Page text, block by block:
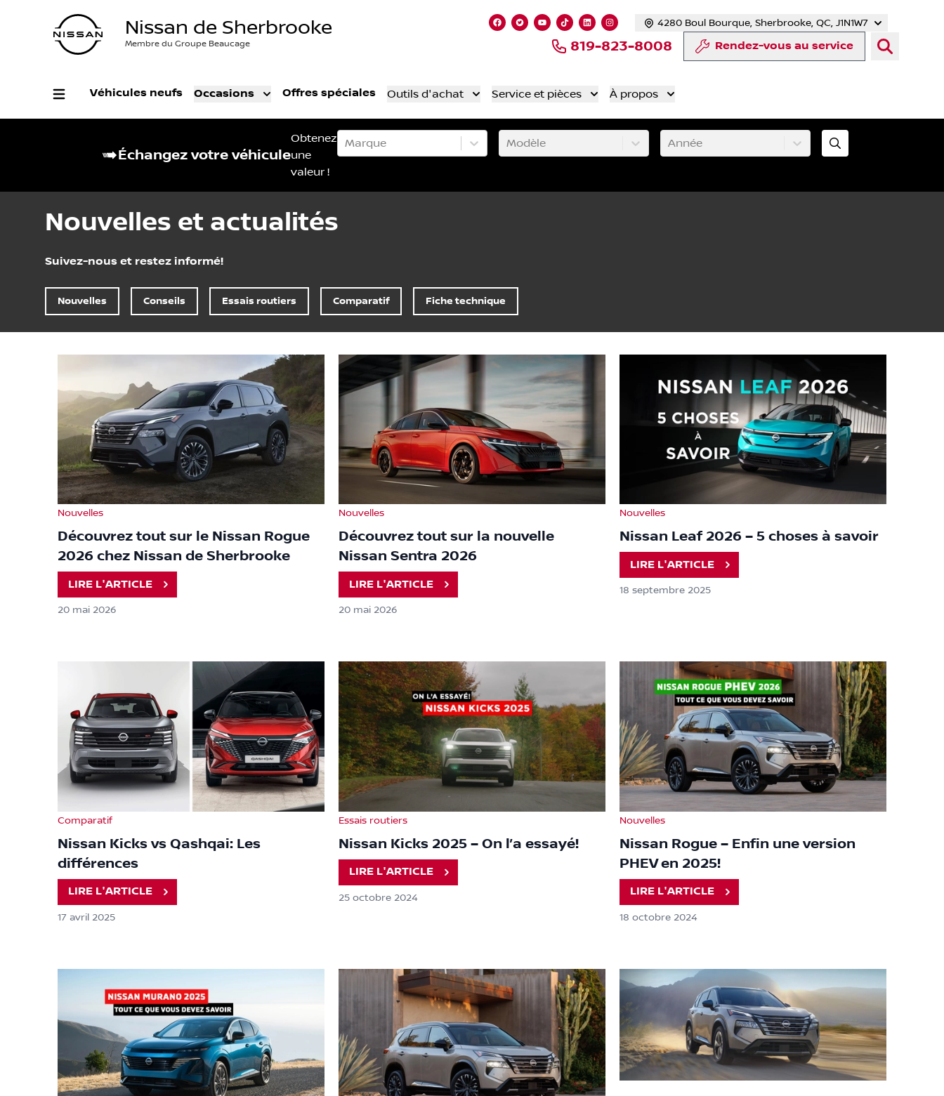
Nissan de Sherbrooke
Membre du Groupe Beaucage Rendez-vous au service
819-823-8008
Lien vers notre page facebook
Lien vers notre compte Twitter
Lien vers notre chaîne YouTube
Lien vers notre compte Tiktok
Lien vers notre compte LinkedIn
Lien vers notre compte Instagram
4280 Boul Bourque, Sherbrooke, QC, J1N1W7
Véhicules neufs Occasions Offres spéciales Outils d'achat Service et pièces À propos
Échangez votre véhicule
Obtenez
une
valeur !
Marque Modèle Année
Nouvelles et actualités
Suivez-nous et restez informé!
Nouvelles Conseils Essais routiers Comparatif Fiche technique
Nouvelles
Découvrez tout sur le Nissan Rogue
2026 chez Nissan de Sherbrooke
LIRE L'ARTICLE
20 mai 2026
Nouvelles
Découvrez tout sur la nouvelle
Nissan Sentra 2026
LIRE L'ARTICLE
20 mai 2026
Nouvelles
Nissan Leaf 2026 – 5 choses à savoir
LIRE L'ARTICLE
18 septembre 2025
Comparatif
Nissan Kicks vs Qashqai: Les
différences
LIRE L'ARTICLE
17 avril 2025
Essais routiers
Nissan Kicks 2025 – On l’a essayé!
LIRE L'ARTICLE
25 octobre 2024
Nouvelles
Nissan Rogue – Enfin une version
PHEV en 2025!
LIRE L'ARTICLE
18 octobre 2024